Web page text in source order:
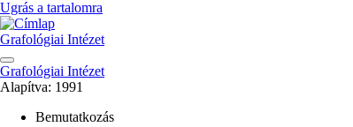
Ugrás a tartalomra
Grafológiai Intézet
Grafológiai Intézet
Alapítva: 1991
Bemutatkozás